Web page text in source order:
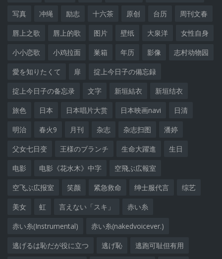
写真 冲绳 励志 十六茶 原创 台历 周刊文春
唇上之歌 唇上的歌 图片 壁纸 大泉洋 女性自身
小小恋歌 小鸡拉面 巣箱 年历 影像 志村动物园
愛を知りたくて 扉 掟上今日子の備忘録
掟上今日子の备忘录 文字 新垣結衣 新垣结衣
旅色 日本 日本唱片大赏 日本映画navi 日清
明治 春火9 月刊 杂志 杂志扫图 潘婷
父女七日变 王様のブランチ 生命大躍進 生日
电影 电影《花水木》中字 空飛ぶ広報室
空飞ぶ広报室 笑颜 紧急救命 绅士服代言 综艺
美女 虹 言えない「スキ」 赤い糸
赤い糸(Instrumental) 赤い糸(nakedvoicever.)
逃げるは恥だが役に立つ 逃げ恥 逃跑可耻但有用